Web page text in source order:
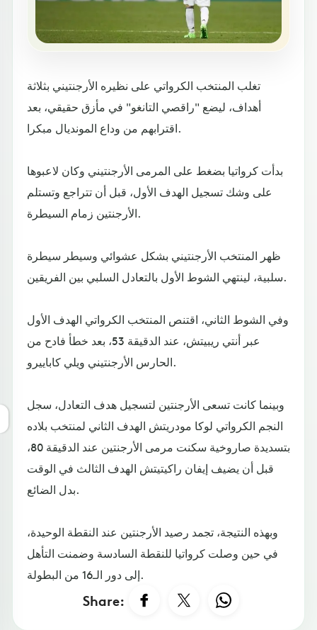
تغلب المنتخب الكرواتي على نظيره الأرجنتيني بثلاثة
أهداف، ليضع "راقصي التانغو" في مأزق حقيقي، بعد
اقترابهم من وداع المونديال مبكرا.
بدأت كرواتيا بضغط على المرمى الأرجنتيني وكان لاعبوها
على وشك تسجيل الهدف الأول، قبل أن تتراجع وتستلم
الأرجنتين زمام السيطرة.
ظهر المنتخب الأرجنتيني بشكل عشوائي وسيطر سيطرة
سلبية، لينتهي الشوط الأول بالتعادل السلبي بين الفريقين.
وفي الشوط الثاني، اقتنص المنتخب الكرواتي الهدف الأول
عبر أنتي ريبيتش، عند الدقيقة 53، بعد خطأ فادح من
الحارس الأرجنتيني ويلي كاباييرو.
وبينما كانت تسعى الأرجنتين لتسجيل هدف التعادل، سجل
النجم الكرواتي لوكا مودريتش الهدف الثاني لمنتخب بلاده
بتسديدة صاروخية سكنت مرمى الأرجنتين عند الدقيقة 80،
قبل أن يضيف إيفان راكيتيتش الهدف الثالث في الوقت
بدل الضائع.
وبهذه النتيجة، تجمد رصيد الأرجنتين عند النقطة الوحيدة،
في حين وصلت كرواتيا للنقطة السادسة وضمنت التأهل
إلى دور الـ16 من البطولة.
Share: